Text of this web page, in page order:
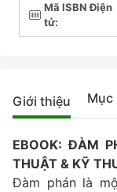
Mã ISBN Điện
tử:
Giới thiệu Mục
EBOOK: ĐÀM
THUẬT & KỸ
Đàm phán là